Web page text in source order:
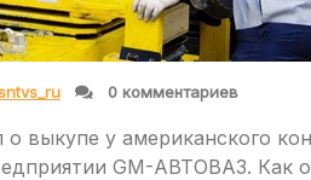
0 комментариев
выкупе у американского
GM-АВТОВАЗ. Как